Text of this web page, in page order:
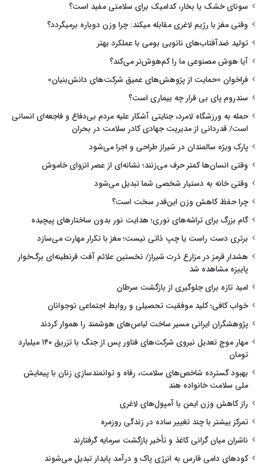
سونای خشک یا بخار، کدامیک برای سلامتی مفید است؟
وقتی مغز با رژیم لاغری مقابله میکند: چرا وزن دوباره برمیگردد؟
تولید ضدآفتاب‌های نانویی بومی با عملکرد بهتر
آیا هوش مصنوعی ما را کم‌هوش‌تر می‌کند؟
فراخوان «حمایت از پژوهش‌های عمیق شرکت‌های دانش‌بنیان»
سندروم پای بی قرار چه بیماری است؟
حمله به ورزشگاه لامرد، جنایتی آشکار علیه مردم بی‌دفاع و فاجعه‌ای انسانی
است/ قدردانی از مدیریت جهادی کادر سلامت در بحران
پارک ویژه سالمندان در شیراز طراحی و اجرا می‌شود
وقتی انسان‌ها کمتر حرف می‌زنند؛ نشانه‌ای از عصر انزوای خاموش
وقتی خانه به دستیار شخصی شما تبدیل می‌شود
چرا حفظ کاهش وزن این‌قدر سخت است؟
گام بزرگ برای تراشه‌های نوری؛ هدایت نور بدون ساختارهای پیچیده
برتری دست راست یا چپ ذاتی نیست؛ مغز با تکرار مهارت می‌سازد
هشدار قرمز در مزارع ذرت شیراز/ نخستین علائم آفت قرنطینه‌ای برگ‌خوار
پاییزه مشاهده شد
امید تازه برای جلوگیری از بازگشت سرطان
خواب کافی؛ کلید موفقیت تحصیلی و روابط اجتماعی نوجوانان
پژوهشگران ایرانی مسیر ساخت لباس‌های هوشمند را هموار کردند
مهار موج تعدیل نیروی شرکت‌های فناور پس از جنگ با تزریق ۱۴۰ میلیارد
تومان
بهبود گسترده شاخص‌های سلامت، رفاه و توانمندسازی زنان با پیمایش
ملی سلامت خانواده هند
راز کاهش وزن ایمن با آمپول‌های لاغری
تمرکز بیشتر با چند تغییر ساده در زندگی روزمره
ناشران میان گرانی کاغذ و تأخیر بازگشت سرمایه گرفتارند
کودهای دامی فارس به انرژی پاک و درآمد پایدار تبدیل می‌شوند